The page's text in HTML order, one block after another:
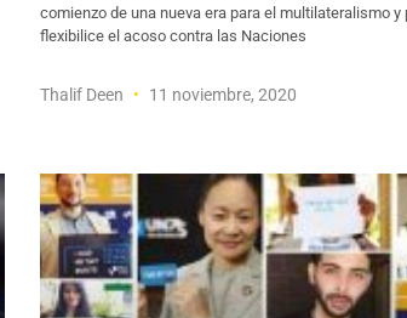
comienzo de una nueva era para el multilateralismo y
flexibilice el acoso contra las Naciones
Thalif Deen 11 noviembre, 2020